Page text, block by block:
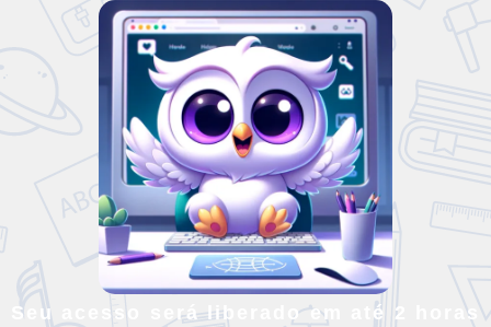
Seu acesso será liberado em até 2 horas